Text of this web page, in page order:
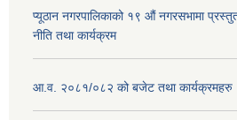
प्यूठान नगरपालिकाको १९ औं नगरसभामा
नीति तथा कार्यक्रम
आ.व. २०८१/०८२ को बजेट तथा कार्यक्रमहरु